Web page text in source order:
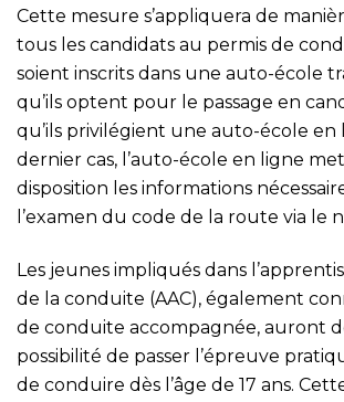
Cette mesure s’appliquera de
tous les candidats au permis de
soient inscrits dans une auto-école
qu’ils optent pour le passage en
qu’ils privilégient une auto-école en
dernier cas, l’auto-école en ligne
disposition les informations
l’examen du code de la route via le
Les jeunes impliqués dans
de la conduite (AAC), également
de conduite accompagnée, auront
possibilité de passer l’épreuve
de conduire dès l’âge de 17 ans.